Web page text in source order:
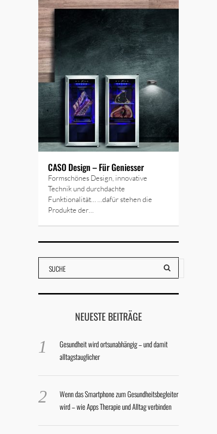
CASO Design – Für Geniesser
Formschönes Design, innovative
Technik und durchdachte
Funktionalität… …dafür stehen die
Produkte der…
NEUESTE BEITRÄGE
Gesundheit wird ortsunabhängig – und damit
alltagstauglicher
Wenn das Smartphone zum Gesundheitsbegleiter
wird – wie Apps Therapie und Alltag verbinden